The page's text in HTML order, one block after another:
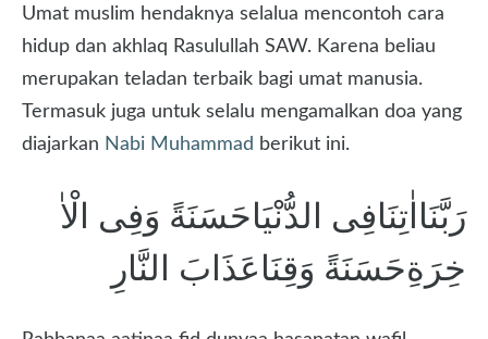
Umat muslim hendaknya selalua mencontoh cara
hidup dan akhlaq Rasulullah SAW. Karena beliau
merupakan teladan terbaik bagi umat manusia.
Termasuk juga untuk selalu mengamalkan doa yang
diajarkan Nabi Muhammad berikut ini.
رَبَّنَااٰتِنَافِى الدُّنْيَاحَسَنَةً وَفِى الْاٰ
خِرَةِحَسَنَةً وَقِنَاعَذَابَ النَّارِ